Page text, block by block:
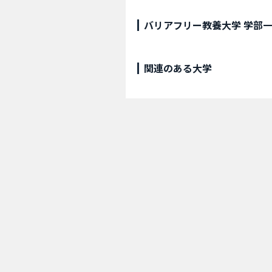
バリアフリー教養大学 学部
関連のある大学